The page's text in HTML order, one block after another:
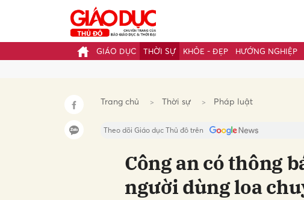
GIÁO DỤC THỜI SỰ KHỎE - ĐẸP HƯỚNG NGHIỆP
Trang chủ Thời sự Pháp luật
Theo dõi Giáo dục Thủ đô trên
Công an có thông
người dùng loa
Gửi bình